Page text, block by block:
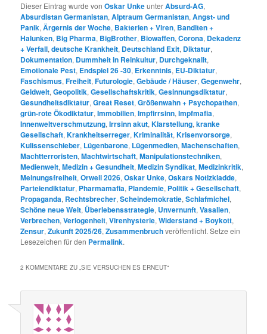
Dieser Eintrag wurde vonOskar UnkeunterAbsurd-AG,
Absurdistan Germanistan,Alptraum Germanistan,Angst- und
Panik,Ärgernis der Woche, Bakterien + Viren, Banditen +
Halunken, Big Pharma, BigBrother, Biowaffen,Corona, Dekadenz
+ Verfall,deutsche Krankheit, Deutschland Exit, Diktatur,
Dokumentation, Dummheit in Reinkultur, Durchgeknallt,
Emotionale Pest, Endspiel 26 -30, Erkenntnis, EU-Diktatur,
Faschismus,Freiheit,Futurologie,Gebäude / Häuser,Gegenwehr,
Geldwelt,Geopolitik,Gesellschaftskritik,Gesinnungsdiktatur,
Gesundheitsdiktatur,Great Reset,Größenwahn + Psychopathen,
grün-rote Ökodiktatur,Immobilien,Impfirrsinn,Impfmafia,
Innenweltverschmutzung,Irrsinn akut,Klarstellung,kranke
Gesellschaft,Krankheitserreger,Kriminalität,Krisenvorsorge,
Kulissenschieber, Lügenbarone, Lügenmedien,Machenschaften,
Machtterroristen,Machtwirtschaft,Manipulationstechniken,
Medienwelt,Medizin + Gesundheit,Medizin Syndikat,Medizinkritik,
Meinungsfreiheit,Orwell 2026,Oskar Unke,Oskars Notizkladde,
Parteiendiktatur, Pharmamafia, Plandemie, Politik + Gesellschaft,
Propaganda, Rechtsbrecher,Scheindemokratie,Schlafmichel,
Schöne neue Welt, Überlebensstrategie, Unvernunft,Vasallen,
Verbrechen,Verlogenheit,Virenhysterie,Widerstand + Boykott,
Zensur,Zukunft 2025/26,Zusammenbruchveröffentlicht. Setze ein
Lesezeichen für den Permalink.
2 KOMMENTARE ZU „SIE VERSUCHEN ES ERNEUT“